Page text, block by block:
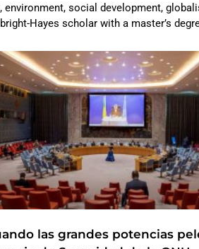
social development,
Hayes scholar with a master’s
las grandes potencias